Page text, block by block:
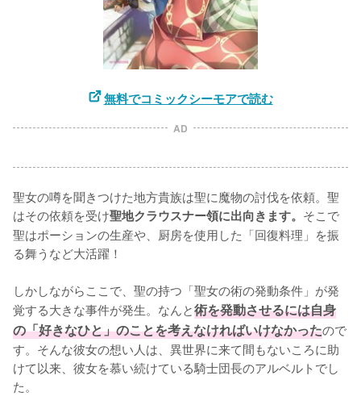
無料でコミックシーモアで読む
AD
聖女の噂を聞きつけた地方貴族は聖に魔物の討伐を依頼。聖
はその依頼を受け聖地クラウスナー領に出向きます。 そこで
聖はポーションの生産や、厨房を使用した「回復料理」を振
る舞うなど大活躍！
しかしながらここで、聖の持つ「聖女の術の発動条件」が発
覚する大きな事件が発生。なんと術を発動させるには自身
の「好きなひと」のことを考えなければいけなかったので
す。そんな彼女の想い人は、異世界に来て間もないころに助
けて以来、彼女を慕い続けている騎士団長のアルベルトでし
た。